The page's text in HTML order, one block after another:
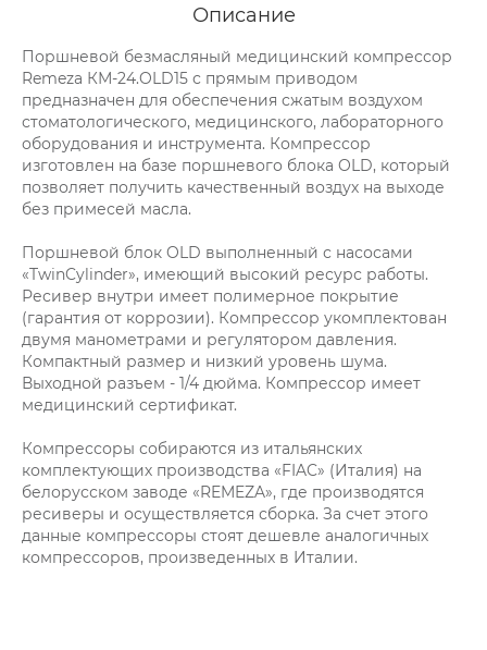
Описание
Поршневой безмасляный медицинский компрессор
Remeza КМ-24.OLD15 с прямым приводом
предназначен для обеспечения сжатым воздухом
стоматологического, медицинского, лабораторного
оборудования и инструмента. Компрессор
изготовлен на базе поршневого блока OLD, который
позволяет получить качественный воздух на выходе
без примесей масла.
Поршневой блок OLD выполненный с насосами
«TwinCylinder», имеющий высокий ресурс работы.
Ресивер внутри имеет полимерное покрытие
(гарантия от коррозии). Компрессор укомплектован
двумя манометрами и регулятором давления.
Компактный размер и низкий уровень шума.
Выходной разъем - 1/4 дюйма. Компрессор имеет
медицинский сертификат.
Компрессоры собираются из итальянских
комплектующих производства «FIAC» (Италия) на
белорусском заводе «REMEZA», где производятся
ресиверы и осуществляется сборка. За счет этого
данные компрессоры стоят дешевле аналогичных
компрессоров, произведенных в Италии.